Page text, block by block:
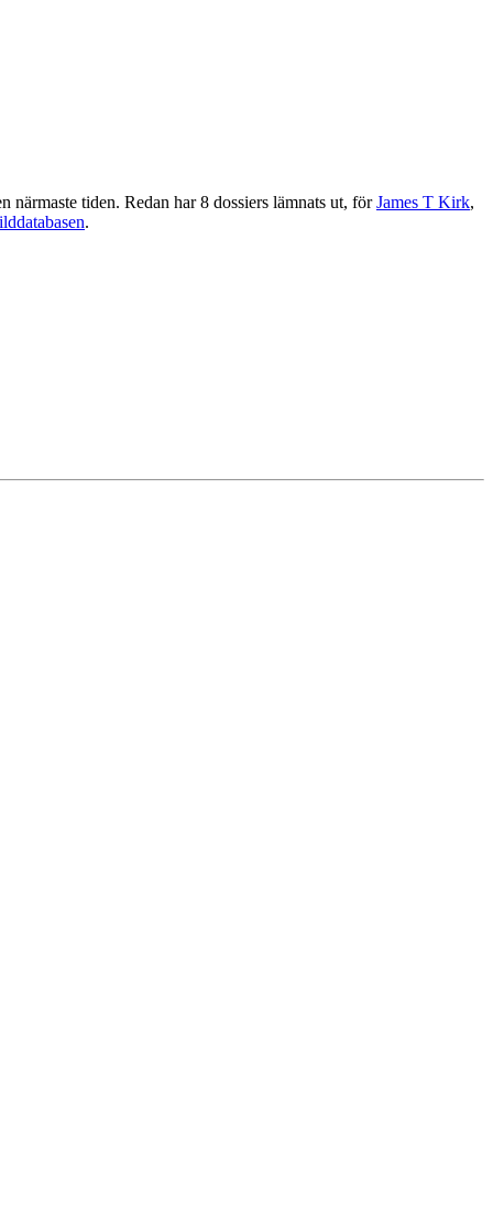
närmaste tiden. Redan har 8 dossiers lämnats ut, förJames T Kirk,
.